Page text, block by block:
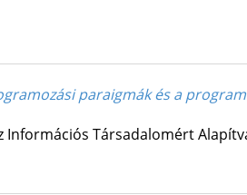
paraigmák és a
Információs Társadalomért